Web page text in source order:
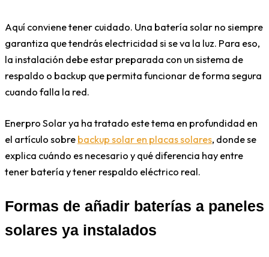
Aquí conviene tener cuidado. Una batería solar no siempre
garantiza que tendrás electricidad si se va la luz. Para eso,
la instalación debe estar preparada con un sistema de
respaldo o backup que permita funcionar de forma segura
cuando falla la red.
Enerpro Solar ya ha tratado este tema en profundidad en
el artículo sobre backup solar en placas solares, donde se
explica cuándo es necesario y qué diferencia hay entre
tener batería y tener respaldo eléctrico real.
Formas de añadir baterías a paneles
solares ya instalados